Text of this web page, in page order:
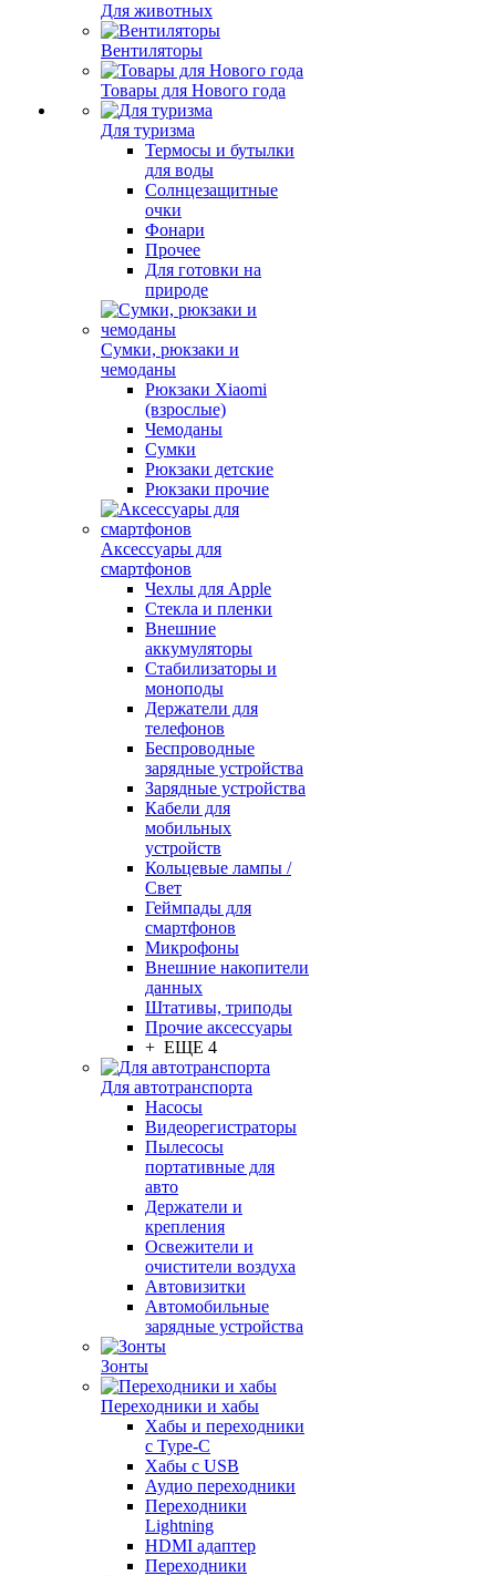
Для животных
Вентиляторы
Товары для Нового года
Для туризма
Термосы и бутылки
для воды
Солнцезащитные
очки
Фонари
Прочее
Для готовки на
природе
Сумки, рюкзаки и
чемоданы
Рюкзаки Xiaomi
(взрослые)
Чемоданы
Сумки
Рюкзаки детские
Рюкзаки прочие
Аксессуары для
смартфонов
Чехлы для Apple
Стекла и пленки
Внешние
аккумуляторы
Стабилизаторы и
моноподы
Держатели для
телефонов
Беспроводные
зарядные устройства
Зарядные устройства
Кабели для
мобильных
устройств
Кольцевые лампы /
Свет
Геймпады для
смартфонов
Микрофоны
Внешние накопители
данных
Штативы, триподы
Прочие аксессуары
+ ЕЩЕ 4
Для автотранспорта
Насосы
Видеорегистраторы
Пылесосы
портативные для
авто
Держатели и
крепления
Освежители и
очистители воздуха
Автовизитки
Автомобильные
зарядные устройства
Зонты
Переходники и хабы
Хабы и переходники
с Type-C
Хабы с USB
Аудио переходники
Переходники
Lightning
HDMI адаптер
Переходники